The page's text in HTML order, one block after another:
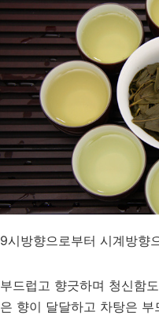
9시방향으로부터 시계방향
부드럽고 향긋하며 청신함
은 향이 달달하고 차탕은